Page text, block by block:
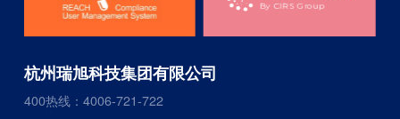
杭州瑞旭科技集团有限公司
400热线：4006-721-722